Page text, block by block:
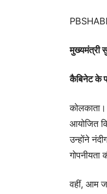
मुख्यमंत्री
कैबिनेट के
कोलकाता।
आयोजित
उन्होंने
गोपनीयता
वहीं, आम